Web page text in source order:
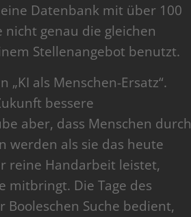
Datenbank mit über 100
genau die gleichen
Stellenangebot benutzt.
als Menschen-Ersatz“.
bessere
aber, dass Menschen durch
werden als sie das heute
reine Handarbeit leistet,
mitbringt. Die Tage des
Suche bedient,